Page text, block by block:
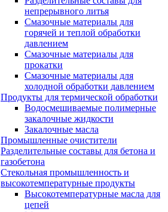
непрерывного литья
Смазочные материалы для
горячей и теплой обработки
давлением
Смазочные материалы для
прокатки
Смазочные материалы для
холодной обработки давлением
Продукты для термической обработки
Водосмешиваемые полимерные
закалочные жидкости
Закалочные масла
Промышленные очистители
Разделительные составы для бетона и
газобетона
Стекольная промышленность и
высокотемпературные продукты
Высокотемпературные масла для
цепей